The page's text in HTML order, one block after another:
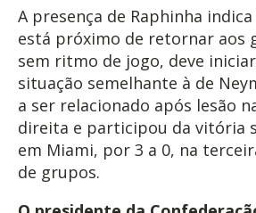
A presença de Raphinha
está próximo de retornar aos
sem ritmo de jogo, deve
situação semelhante à de
a ser relacionado após lesão
direita e participou da vitória
em Miami, por 3 a 0, na
de grupos.